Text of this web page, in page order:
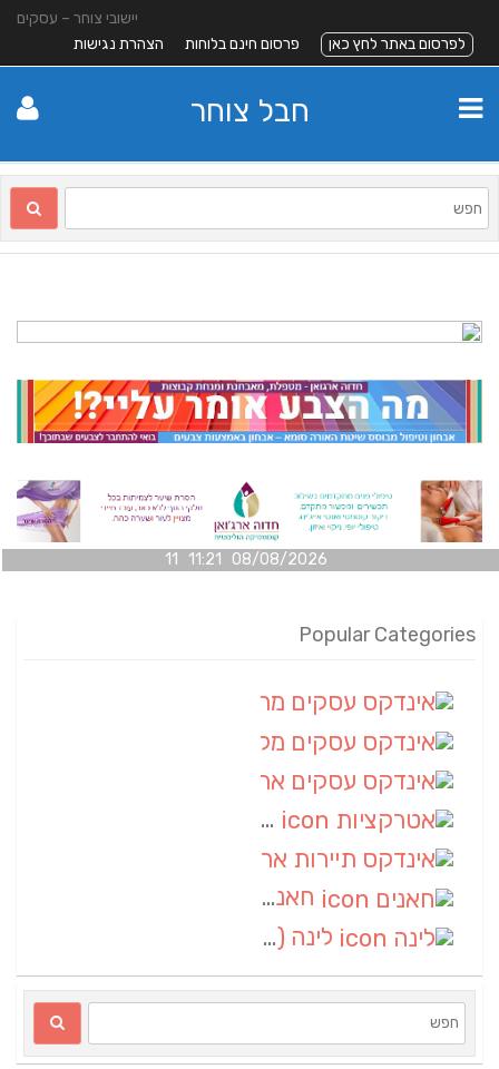
יישובי צוחר – עסקים
לפרסום באתר לחץ כאן
פרסום חינם בלוחות הצהרת נגישות
חבל צוחר
08/08/2026 11:21 11
Popular Categories
אטרקציות
חאנים
לינה (1)